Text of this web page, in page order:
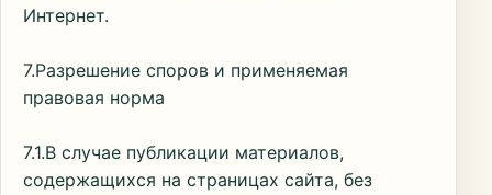
Интернет.
7.Разрешение споров и применяемая
правовая норма
7.1.В случае публикации материалов,
содержащихся на страницах сайта, без